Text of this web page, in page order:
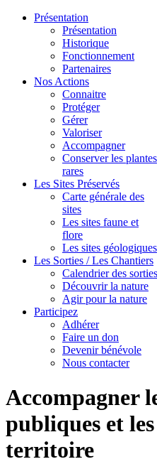
Présentation
Présentation
Historique
Fonctionnement
Partenaires
Nos Actions
Connaitre
Protéger
Gérer
Valoriser
Accompagner
Conserver les plantes
rares
Les Sites Préservés
Carte générale des
sites
Les sites faune et
flore
Les sites géologiques
Les Sorties / Les Chantiers
Calendrier des sorties
Découvrir la nature
Agir pour la nature
Participez
Adhérer
Faire un don
Devenir bénévole
Nous contacter
Accompagner
publiques et
territoire